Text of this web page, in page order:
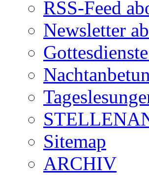
RSS-Feed
Newsletter
Sitemap
ARCHIV